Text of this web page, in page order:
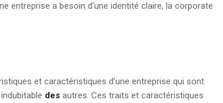
entreprise a besoin d’une identité claire, la corporate
et caractéristiques d’une entreprise qui sont
indubitable des autres. Ces traits et caractéristiques